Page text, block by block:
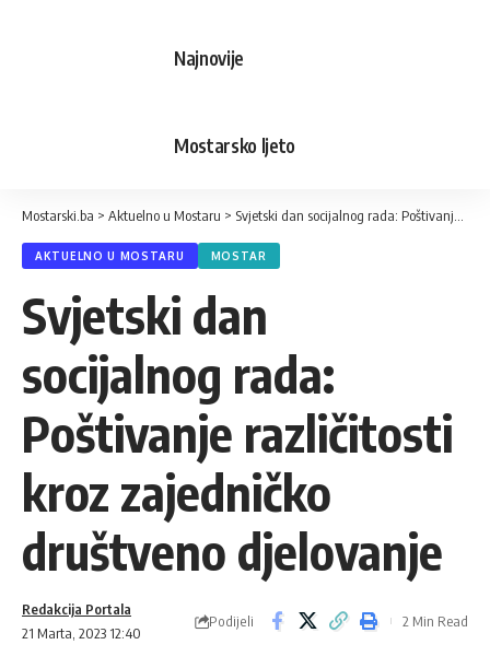
Najnovije
Mostarsko ljeto
Mostarski.ba > Aktuelno u Mostaru > Svjetski dan socijalnog rada: Poštivanje različitosti kroz zajedničko društveno djelovanje
AKTUELNO U MOSTARU MOSTAR
Svjetski dan
socijalnog rada:
Poštivanje različitosti
kroz zajedničko
društveno djelovanje
21 Marta, 2023 12:40
Redakcija Portala
Podijeli 2 Min Read